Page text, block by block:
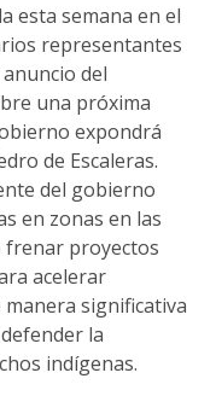
esta semana en el
representantes
del
una próxima
expondrá
de Escaleras.
del gobierno
en zonas en las
frenar proyectos
acelerar
significativa
la
indígenas.